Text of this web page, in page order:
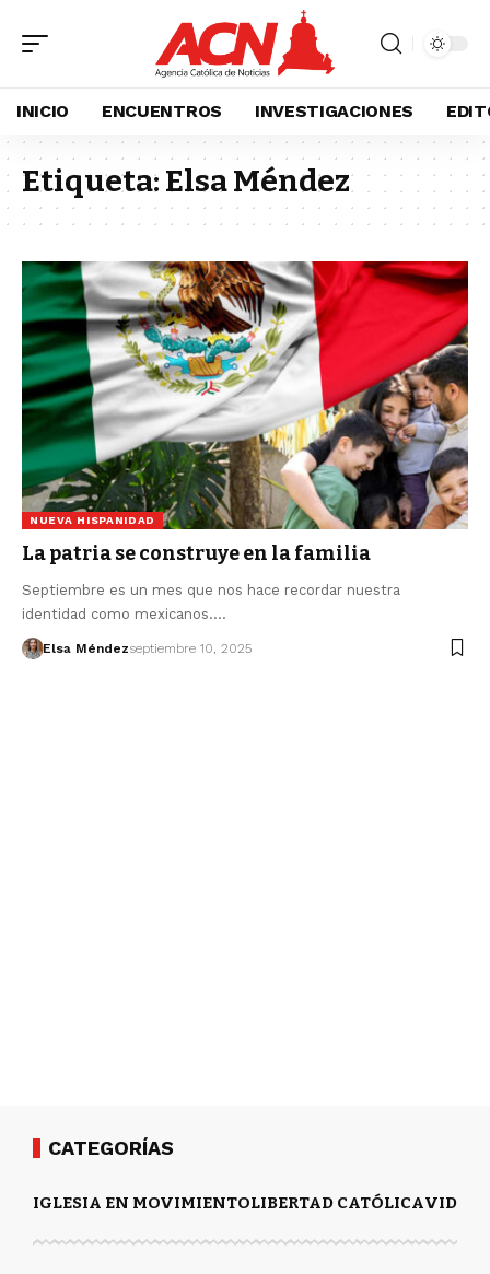
INICIO ENCUENTROS INVESTIGACIONES
Etiqueta: Elsa Méndez
NUEVA HISPANIDAD
La patria se construye en la familia
Septiembre es un mes que nos hace recordar nuestra
identidad como mexicanos.…
Elsa Méndezseptiembre 10, 2025
CATEGORÍAS
IGLESIA EN MOVIMIENTOLIBERTAD CATÓLICAVIDA